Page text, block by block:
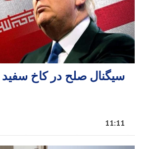
سیگنال صلح در کاخ سفید
11:11